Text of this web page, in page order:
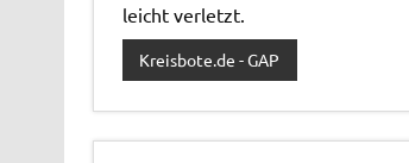
leicht verletzt.
Kreisbote.de - GAP